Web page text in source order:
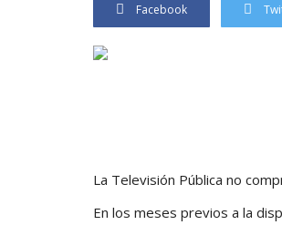
Facebook
La Televisión Pública no
En los meses previos a la